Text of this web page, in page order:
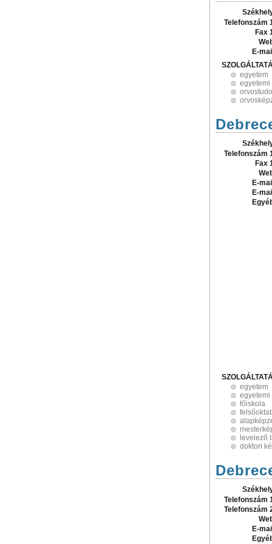
Telefonszám
Fax
E-
egyetem
egyetemi
Telefonszám
Fax
E-
E-
egyetem
egyetemi
főiskola
levelező
doktori
Telefonszám
Telefonszám
E-